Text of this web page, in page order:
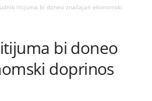
litijuma bi doneo značajan ekonomski
bi doneo
doprinos